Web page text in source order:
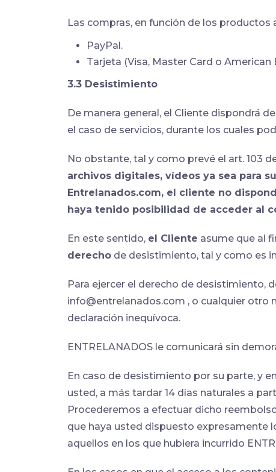
Las compras, en función de los
PayPal.
Tarjeta (Visa, Master Card o
3.3 Desistimiento
De manera general, el Cliente dispondrá
el caso de servicios, durante los cuales
No obstante, tal y como prevé el art. 103
archivos digitales, vídeos ya sea para
Entrelanados.com, el cliente no
haya tenido posibilidad de acceder al
En este sentido, el Cliente asume que al
derecho de desistimiento, tal y como es
Para ejercer el derecho de desistimiento,
info@entrelanados.com , o cualquier
declaración inequívoca.
ENTRELANADOS le comunicará sin
En caso de desistimiento por su parte, y
usted, a más tardar 14 días naturales a
Procederemos a efectuar dicho
que haya usted dispuesto expresamente
aquellos en los que hubiera incurrido